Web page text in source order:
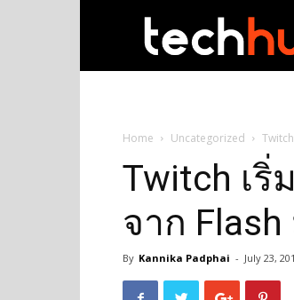
Home Uncategorized
Twitch เ
จาก
By Kannika Padphai - July 23,